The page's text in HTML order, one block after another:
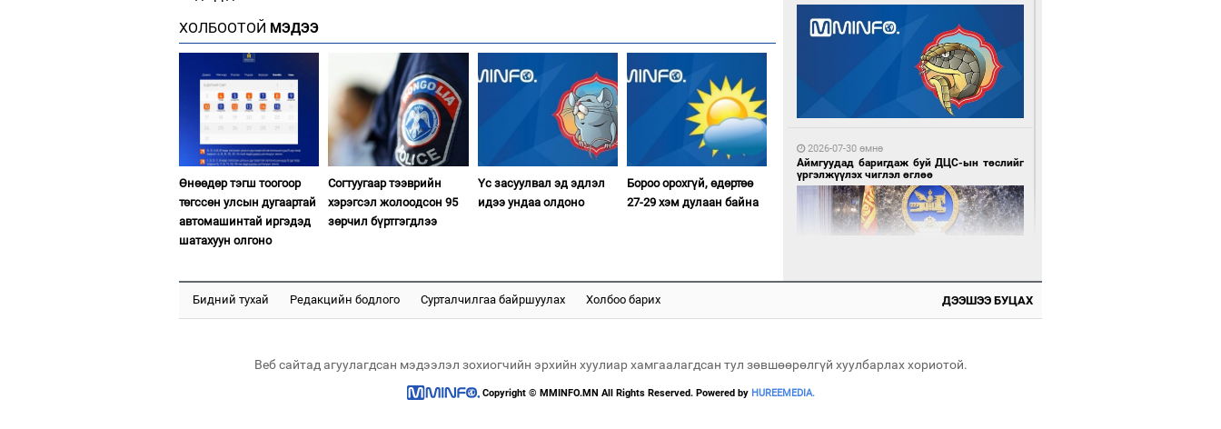
ХОЛБООТОЙ МЭДЭЭ
Өнөөдөр тэгш тоогоор
төгссөн улсын дугаартай
автомашинтай иргэдэд
шатахуун олгоно
Согтуугаар тээврийн
хэрэгсэл жолоодсон 95
зөрчил бүртгэгдлээ
Үс засуулвал эд эдлэл
идээ ундаа олдоно
Бороо орохгүй, өдөртөө
27-29 хэм дулаан байна
Бүх шатанд хэмнэлтийн горимд шилжиж,
найр наадам, зөвлөгөөн, гадаад
томилолтыг хориглолоо
эхэлсэн ч Монгол Улс өр төлсөөр байна
2026-07-30 өмнө
Аймгуудад баригдаж буй ДЦС-ын төслийг
үргэлжүүлэх чиглэл өглөө
Бидний тухай Редакцийн бодлого Сурталчилгаа байршуулах Холбоо барих ДЭЭШЭЭ БУЦАХ
Веб сайтад агуулагдсан мэдээлэл зохиогчийн эрхийн хуулиар хамгаалагдсан тул зөвшөөрөлгүй хуулбарлах хориотой.
Copyright © MMINFO.MN All Rights Reserved. Powered by HUREEMEDIA.